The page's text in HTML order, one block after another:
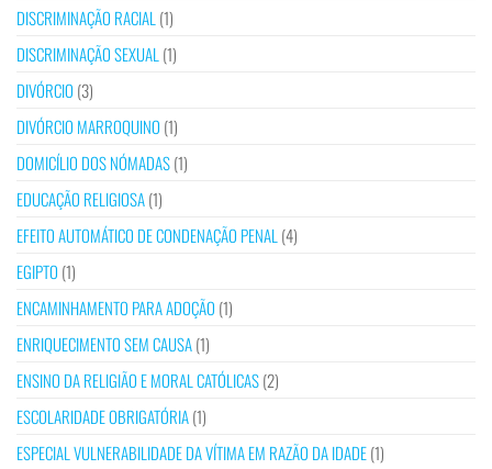
DISCRIMINAÇÃO RACIAL (1)
DISCRIMINAÇÃO SEXUAL (1)
DIVÓRCIO (3)
DIVÓRCIO MARROQUINO (1)
DOMICÍLIO DOS NÓMADAS(1)
EDUCAÇÃO RELIGIOSA(1)
EFEITO AUTOMÁTICO DE CONDENAÇÃO PENAL (4)
EGIPTO (1)
ENCAMINHAMENTO PARA ADOÇÃO (1)
ENRIQUECIMENTO SEM CAUSA(1)
ENSINO DA RELIGIÃO E MORAL CATÓLICAS(2)
ESCOLARIDADE OBRIGATÓRIA(1)
ESPECIAL VULNERABILIDADE DA VÍTIMA EM RAZÃO DA IDADE(1)